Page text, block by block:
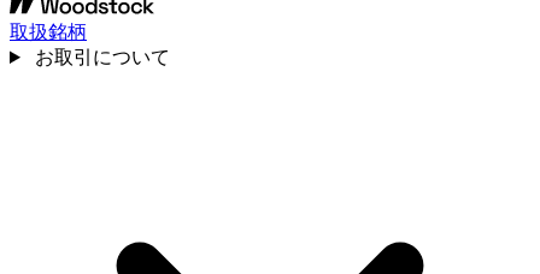
取扱銘柄
お取引について